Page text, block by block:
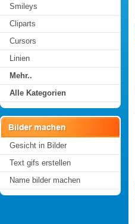
Smileys
Cliparts
Cursors
Linien
Mehr..
Alle Kategorien
Gesicht in Bilder
Text gifs erstellen
Name bilder machen